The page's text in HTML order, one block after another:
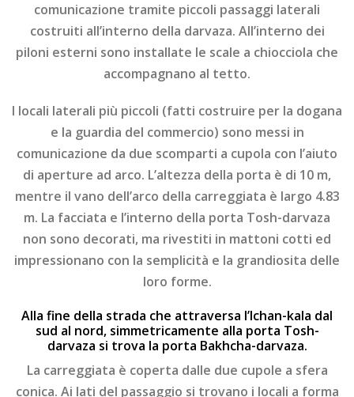
comunicazione tramite piccoli passaggi laterali
costruiti all’interno della darvaza. All’interno dei
piloni esterni sono installate le scale a chiocciola che
accompagnano al tetto.
I locali laterali più piccoli (fatti costruire per la dogana
e la guardia del commercio) sono messi in
comunicazione da due scomparti a cupola con l’aiuto
di aperture ad arco. L’altezza della porta è di 10 m,
mentre il vano dell’arco della carreggiata è largo 4.83
m. La facciata e l’interno della porta Tosh-darvaza
non sono decorati, ma rivestiti in mattoni cotti ed
impressionano con la semplicità e la grandiosita delle
loro forme.
Alla fine della strada che attraversa l’Ichan-kala dal
sud al nord, simmetricamente alla porta Tosh-
darvaza si trova la porta Bakhcha-darvaza.
La carreggiata è coperta dalle due cupole a sfera
conica. Ai lati del passaggio si trovano i locali a forma